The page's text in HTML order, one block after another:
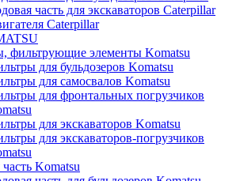
часть для экскаваторов Caterpillar
Caterpillar
фильтрующие элементы Komatsu
для бульдозеров Komatsu
для самосвалов Komatsu
для фронтальных погрузчиков
для экскаваторов Komatsu
для экскаваторов-погрузчиков
Komatsu